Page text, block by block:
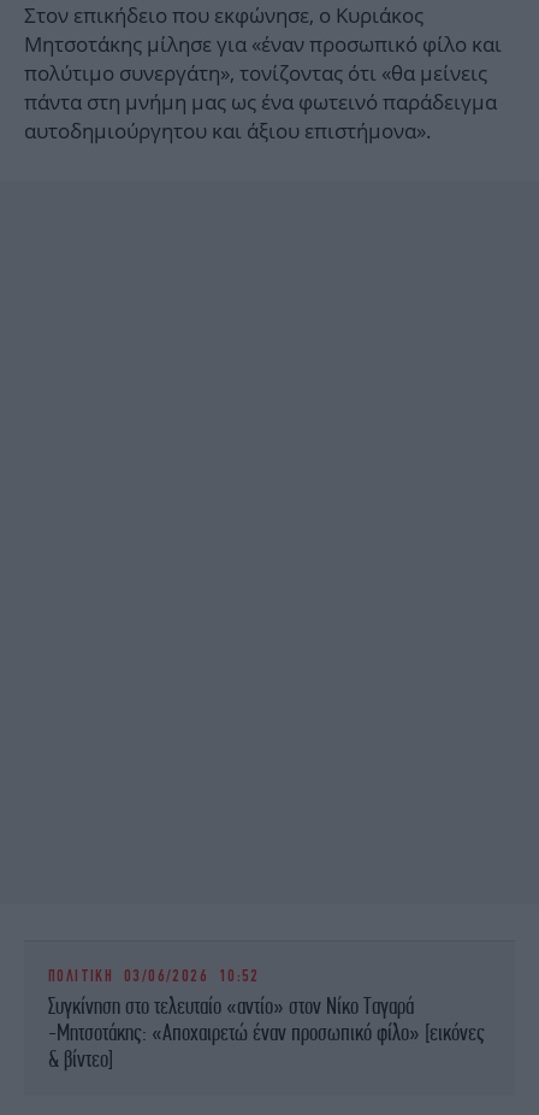
Στον επικήδειο που εκφώνησε, ο Κυριάκος
Μητσοτάκης μίλησε για «έναν προσωπικό φίλο και
πολύτιμο συνεργάτη», τονίζοντας ότι «θα μείνεις
πάντα στη μνήμη μας ως ένα φωτεινό παράδειγμα
αυτοδημιούργητου και άξιου επιστήμονα».
ΠΟΛΙΤΙΚΗ 03/06/2026 10:52
Συγκίνηση στο τελευταίο «αντίο» στον Νίκο Ταγαρά
-Μητσοτάκης: «Αποχαιρετώ έναν προσωπικό φίλο» [εικόνες
& βίντεο]